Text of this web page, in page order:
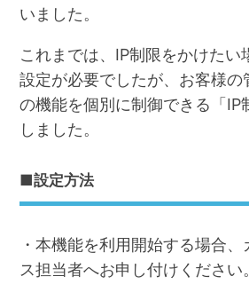
いました。
これまでは、IP制限をかけたい
設定が必要でしたが、お客様の
の機能を個別に制御できる「IP
しました。
■設定方法
・本機能を利用開始する場合
ス担当者へお申し付けください。